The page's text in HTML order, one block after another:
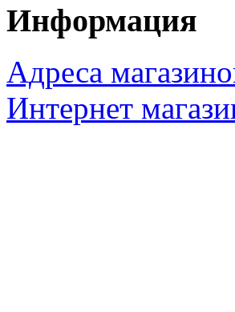
Информация
Адреса
Интернет